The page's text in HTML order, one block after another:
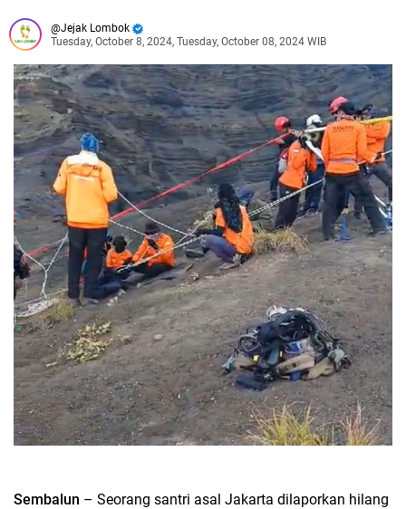
Jejak Lombok
Tuesday, October 8, 2024, Tuesday, October 08, 2024 WIB
Sembalun – Seorang santri asal Jakarta dilaporkan hilang